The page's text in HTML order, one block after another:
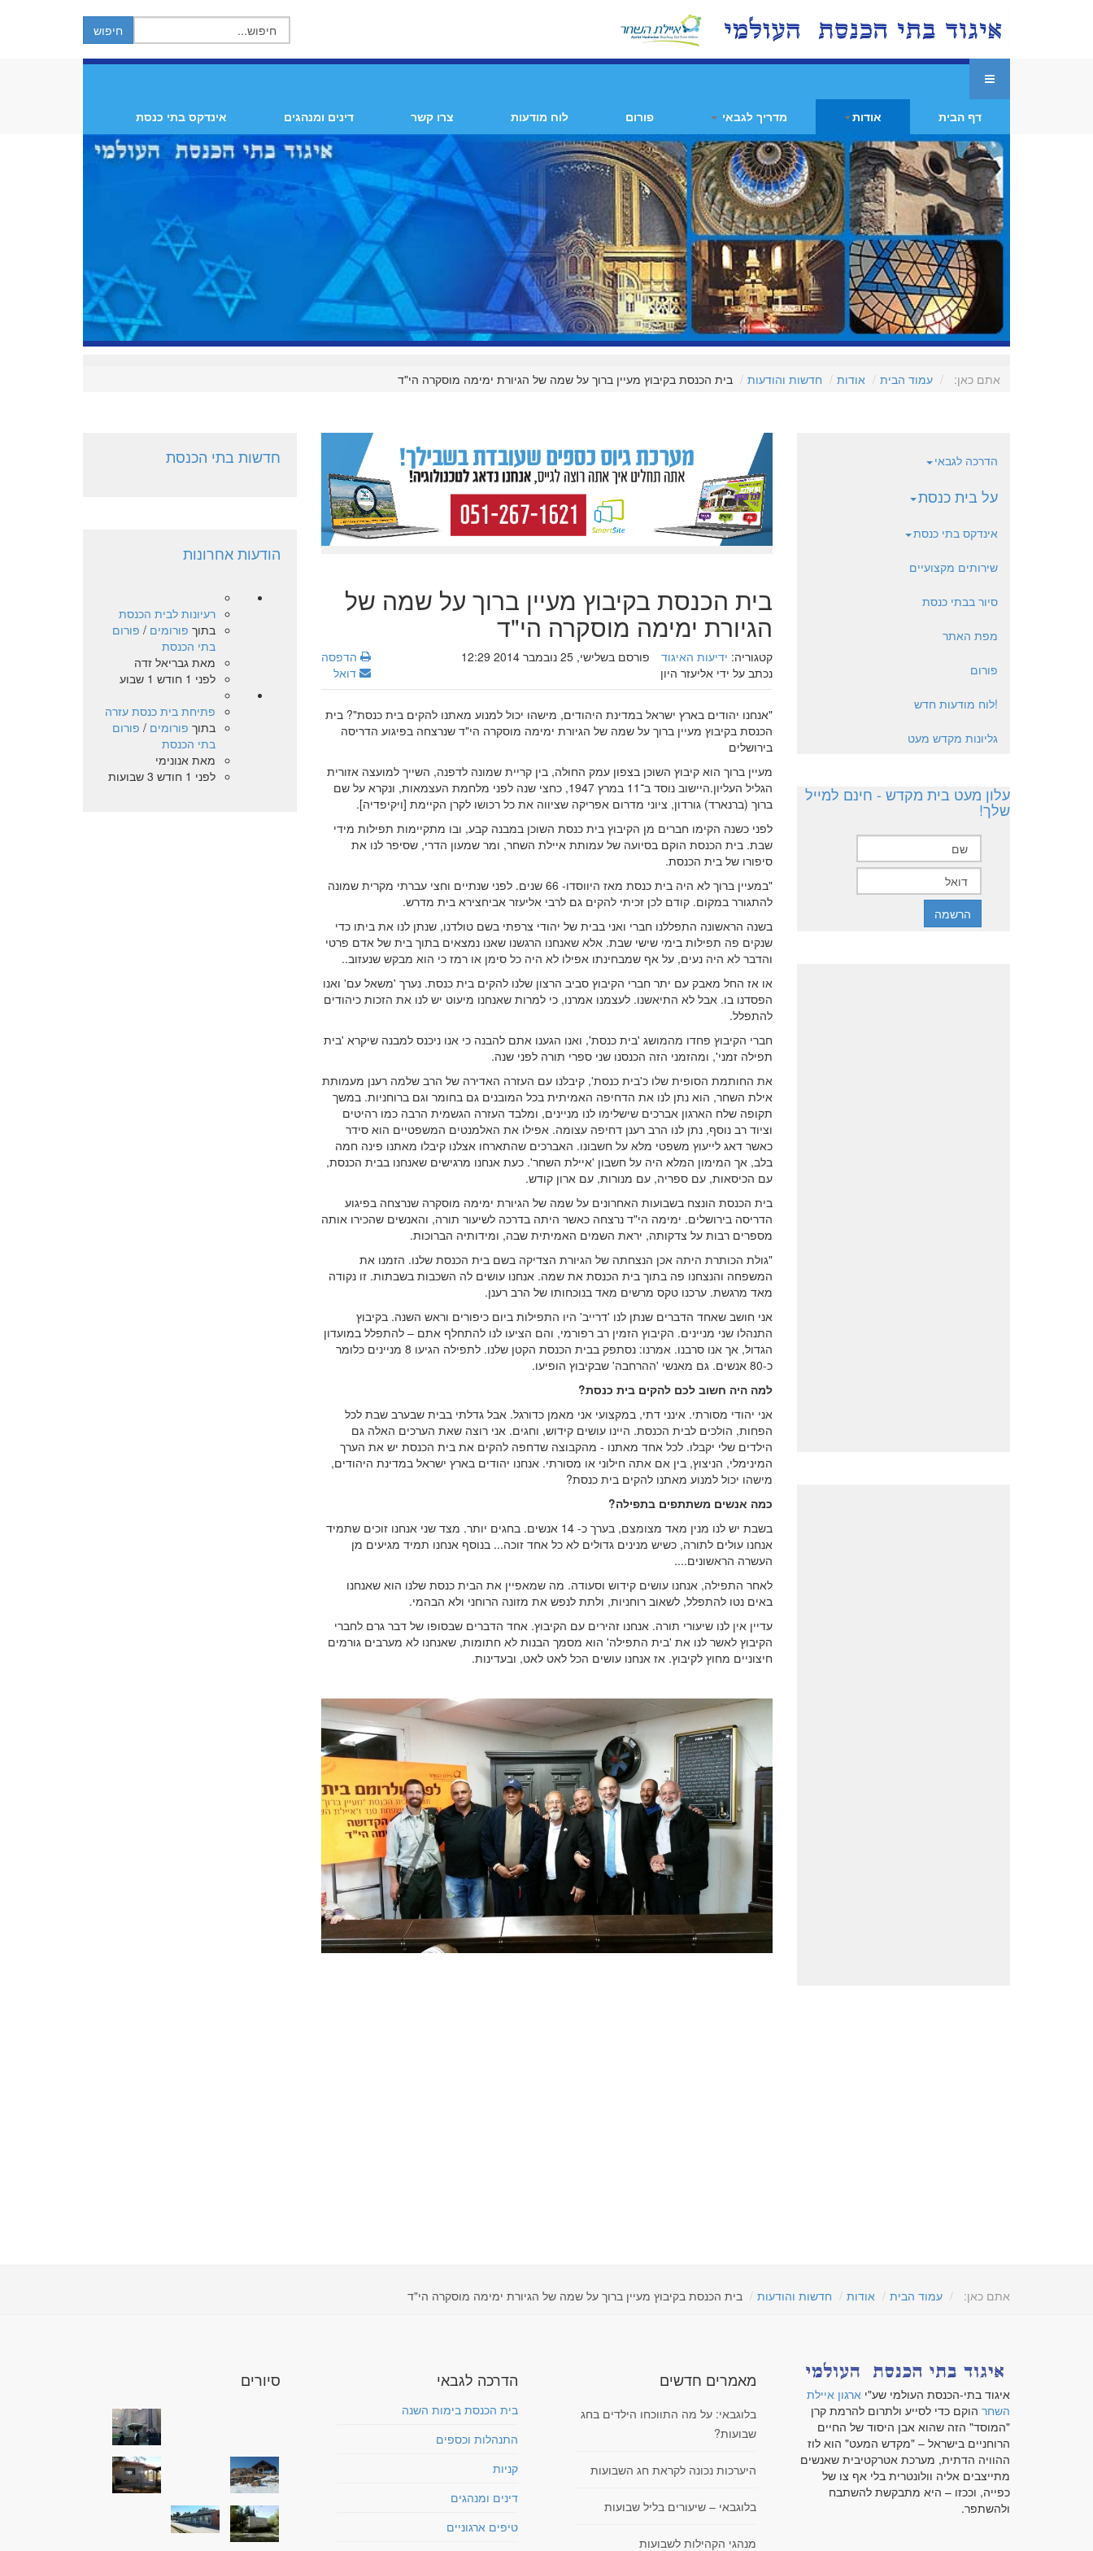
דף הבית אודות מדריך לגבאי פורום לוח מודעות צרו קשר דינים ומנהגים אינדקס בתי כנסת
אתם כאן: עמוד הבית אודות חדשות והודעות בית הכנסת בקיבוץ מעיין ברוך על שמה של הגיורת ימימה מוסקרה הי"ד
בית הכנסת בקיבוץ מעיין ברוך על שמה של
הגיורת ימימה מוסקרה הי"ד
הדפסה
דואל
קטגוריה: ידיעות האיגוד
פורסם בשלישי, 25 נובמבר 2014 12:29
נכתב על ידי אליעזר היון
"אנחנו יהודים בארץ ישראל במדינת היהודים, מישהו יכול למנוע מאתנו להקים בית כנסת"? בית
הכנסת בקיבוץ מעיין ברוך על שמה של הגיורת ימימה מוסקרה הי"ד שנרצחה בפיגוע הדריסה
בירושלים
מעיין ברוך הוא קיבוץ השוכן בצפון עמק החוּלה, בין קריית שמונה לדפנה, השייך למועצה אזורית
הגליל העליון.היישוב נוסד ב־11 במרץ 1947, כחצי שנה לפני מלחמת העצמאות, ונקרא על שם
ברוך (ברנארד) גורדון, ציוני מדרום אפריקה שציווה את כל רכושו לקרן הקיימת [ויקיפדיה].
לפני כשנה הקימו חברים מן הקיבוץ בית כנסת השוכן במבנה קבע, ובו מתקיימות תפילות מידי
שבת. בית הכנסת הוקם בסיועה של עמותת איילת השחר, ומר שמעון הדרי, שסיפר לנו את
סיפורו של בית הכנסת.
"במעיין ברוך לא היה בית כנסת מאז היווסדו- 66 שנים. לפני שנתיים וחצי עברתי מקרית שמונה
להתגורר במקום. קודם לכן זכיתי להקים גם לרבי אליעזר אביחצירא בית מדרש.
בשנה הראשונה התפללנו חברי ואני בבית של יהודי צרפתי בשם טולדנו, שנתן לנו את ביתו כדי
שנקים פה תפילות בימי שישי שבת. אלא שאנחנו הרגשנו שאנו נמצאים בתוך בית של אדם פרטי
והדבר לא היה נעים, על אף שמבחינתו אפילו לא היה כל סימן או רמז כי הוא מבקש שנעזוב..
או אז החל מאבק עם יתר חברי הקיבוץ סביב הרצון שלנו להקים בית כנסת. נערך 'משאל עם' ואנו
הפסדנו בו. אבל לא התיאשנו. לעצמנו אמרנו, כי למרות שאנחנו מיעוט יש לנו את הזכות כיהודים
להתפלל.
חברי הקיבוץ פחדו מהמושג 'בית כנסת', ואנו הגענו אתם להבנה כי אנו ניכנס למבנה שיקרא 'בית
תפילה זמני', ומהזמני הזה הכנסנו שני ספרי תורה לפני שנה.
את החותמת הסופית שלו כ'בית כנסת', קיבלנו עם העזרה האדירה של הרב שלמה רענן מעמותת
אילת השחר, הוא נתן לנו את הדחיפה האמיתית בכל המובנים גם בחומר וגם ברוחניות. במשך
תקופה שלח הארגון אברכים שישלימו לנו מניינים, ומלבד העזרה הגשמית הרבה כמו רהיטים
וציוד רב נוסף, נתן לנו הרב רענן דחיפה עצומה. אפילו את האלמנטים המשפטיים הוא סידר
כאשר דאג לייעוץ משפטי מלא על חשבונו. האברכים שהתארחו אצלנו קיבלו מאתנו פינה חמה
בלב, אך המימון המלא היה על חשבון 'איילת השחר'. כעת אנחנו מרגישים שאנחנו בבית הכנסת,
עם הכיסאות, עם ספריה, עם מנורות, עם ארון קודש.
בית הכנסת הונצח בשבועות האחרונים על שמה של הגיורת ימימה מוסקרה שנרצחה בפיגוע
הדריסה בירושלים. ימימה הי"ד נרצחה כאשר היתה בדרכה לשיעור תורה, והאנשים שהכירו אותה
מספרים רבות על צדקותה, יראת השמים האמיתית שבה, ומידותיה הברוכות.
"גולת הכותרת היתה אכן הנצחתה של הגיורת הצדיקה בשם בית הכנסת שלנו. הזמנו את
המשפחה והנצחנו פה בתוך בית הכנסת את שמה. אנחנו עושים לה השכבות בשבתות. זו נקודה
מאד מרגשת. ערכנו טקס מרשים מאד בנוכחותו של הרב רענן.
אני חושב שאחד הדברים שנתן לנו 'דרייב' היו התפילות ביום כיפורים וראש השנה. בקיבוץ
התנהלו שני מניינים. הקיבוץ הזמין רב רפורמי, והם הציעו לנו להתחלף אתם – להתפלל במועדון
הגדול, אך אנו סרבנו. אמרנו: נסתפק בבית הכנסת הקטן שלנו. לתפילה הגיעו 8 מניינים כלומר
כ-80 אנשים. גם מאנשי 'ההרחבה' שבקיבוץ הופיעו.
למה היה חשוב לכם להקים בית כנסת?
אני יהודי מסורתי. אינני דתי, במקצועי אני מאמן כדורגל. אבל גדלתי בבית שבערב שבת לכל
הפחות, הולכים לבית הכנסת. היינו עושים קידוש, וחגים. אני רוצה שאת הערכים האלה גם
הילדים שלי יקבלו. לכל אחד מאתנו - מהקבוצה שדחפה להקים את בית הכנסת יש את הערך
המינימלי, הניצוץ, בין אם אתה חילוני או מסורתי. אנחנו יהודים בארץ ישראל במדינת היהודים,
מישהו יכול למנוע מאתנו להקים בית כנסת?
כמה אנשים משתתפים בתפילה?
בשבת יש לנו מנין מאד מצומצם, בערך כ- 14 אנשים. בחגים יותר. מצד שני אנחנו זוכים שתמיד
אנחנו עולים לתורה, כשיש מנינים גדולים לא כל אחד זוכה... בנוסף אנחנו תמיד מגיעים מן
העשרה הראשונים....
לאחר התפילה, אנחנו עושים קידוש וסעודה. מה שמאפיין את הבית כנסת שלנו הוא שאנחנו
באים נטו להתפלל, לשאוב רוחניות, ולתת לנפש את מזונה הרוחני ולא הבהמי.
עדיין אין לנו שיעורי תורה. אנחנו זהירים עם הקיבוץ. אחד הדברים שבסופו של דבר גרם לחברי
הקיבוץ לאשר לנו את 'בית התפילה' הוא מסמך הבנות לא חתומות, שאנחנו לא מערבים גורמים
חיצוניים מחוץ לקיבוץ. אז אנחנו עושים הכל לאט לאט, ובעדינות.
הדרכה לגבאי
על בית כנסת
אינדקס בתי כנסת
שירותים מקצועיים
סיור בבתי כנסת
מפת האתר
פורום
!לוח מודעות חדש
גליונות מקדש מעט
עלון מעט בית מקדש - חינם למייל
שלך!
חדשות בתי הכנסת
הודעות אחרונות
רעיונות לבית הכנסת
בתוך פורומים / פורום
בתי הכנסת
מאתגבריאל זדה
לפני 1 חודש 1 שבוע
פתיחת בית כנסת עזרה
בתוך פורומים / פורום
בתי הכנסת
מאתאנונימי
לפני 1 חודש 3 שבועות
אתם כאן: עמוד הבית אודות חדשות והודעות בית הכנסת בקיבוץ מעיין ברוך על שמה של הגיורת ימימה מוסקרה הי"ד
איגוד בתי-הכנסת העולמי שע"י ארגון איילת
השחר הוקם כדי לסייע ולתרום להרמת קרן
"המוסד" הזה שהוא אבן היסוד של החיים
הרוחניים בישראל – "מקדש המעט" הוא לוז
ההוויה הדתית, מערכת אטרקטיבית שאנשים
מתייצבים אליה וולונטרית בלי אף צו של
כפייה, וככזו – היא מתבקשת להשתבח
ולהשתפר.
מאמרים חדשים
בלוגבאי: על מה התווכחו הילדים בחג
שבועות?
היערכות נכונה לקראת חג השבועות
בלוגבאי – שיעורים בליל שבועות
מנהגי הקהילות לשבועות
הדרכה לגבאי
בית הכנסת בימות השנה
התנהלות וכספים
קניות
דינים ומנהגים
טיפים ארגוניים
סיורים